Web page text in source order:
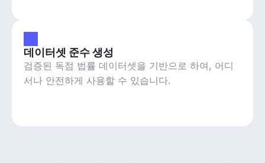
데이터셋 준수 생성
검증된 독점 법률 데이터셋을 기반으로 하여, 어디
서나 안전하게 사용할 수 있습니다.